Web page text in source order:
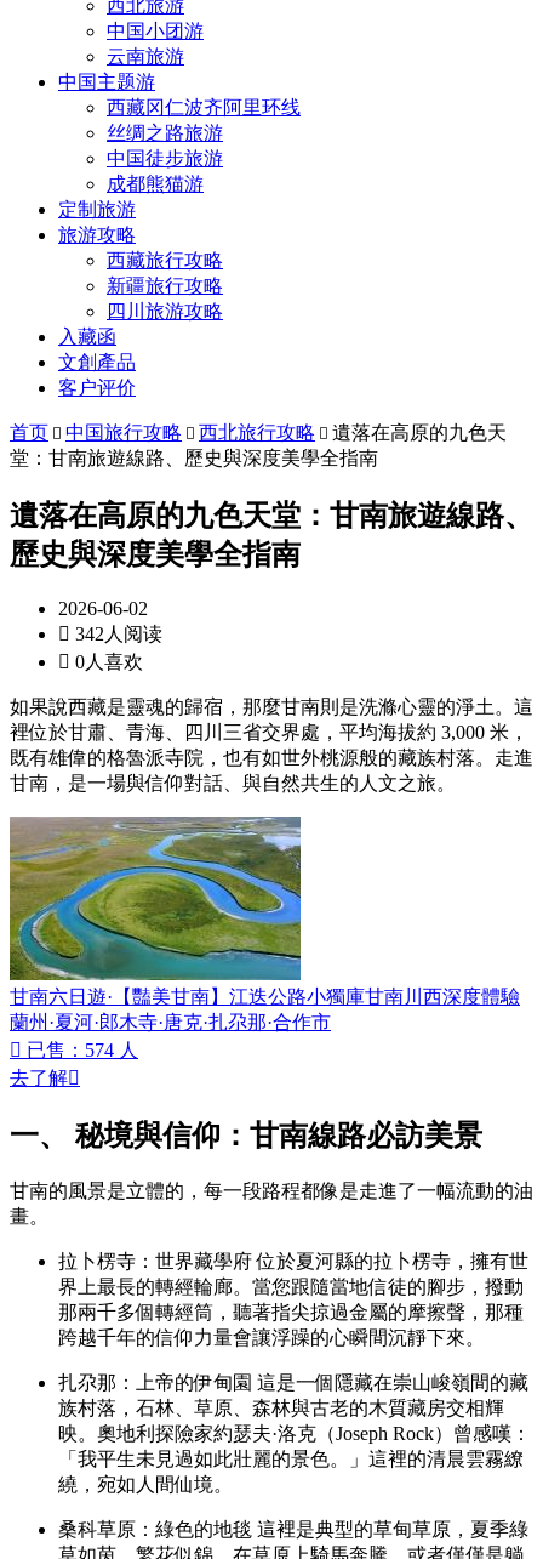
西北旅游
中国小团游
云南旅游
中国主题游
西藏冈仁波齐阿里环线
丝绸之路旅游
中国徒步旅游
成都熊猫游
定制旅游
旅游攻略
西藏旅行攻略
新疆旅行攻略
四川旅游攻略
入藏函
文創產品
客户评价
首页  中国旅行攻略  西北旅行攻略  遺落在高原的九色天
堂：甘南旅遊線路、歷史與深度美學全指南
遺落在高原的九色天堂：甘南旅遊線路、
歷史與深度美學全指南
2026-06-02
 342人阅读
 0人喜欢
如果說西藏是靈魂的歸宿，那麼甘南則是洗滌心靈的淨土。這
裡位於甘肅、青海、四川三省交界處，平均海拔約 3,000 米，
既有雄偉的格魯派寺院，也有如世外桃源般的藏族村落。走進
甘南，是一場與信仰對話、與自然共生的人文之旅。
甘南六日遊·【豔美甘南】江迭公路小獨庫甘南川西深度體驗
蘭州·夏河·郎木寺·唐克·扎尕那·合作市
 已售：574 人
去了解
一、 秘境與信仰：甘南線路必訪美景
甘南的風景是立體的，每一段路程都像是走進了一幅流動的油
畫。
拉卜楞寺：世界藏學府 位於夏河縣的拉卜楞寺，擁有世
界上最長的轉經輪廊。當您跟隨當地信徒的腳步，撥動
那兩千多個轉經筒，聽著指尖掠過金屬的摩擦聲，那種
跨越千年的信仰力量會讓浮躁的心瞬間沉靜下來。
扎尕那：上帝的伊甸園 這是一個隱藏在崇山峻嶺間的藏
族村落，石林、草原、森林與古老的木質藏房交相輝
映。奧地利探險家約瑟夫·洛克（Joseph Rock）曾感嘆：
「我平生未見過如此壯麗的景色。」這裡的清晨雲霧繚
繞，宛如人間仙境。
桑科草原：綠色的地毯 這裡是典型的草甸草原，夏季綠
草如茵，繁花似錦。在草原上騎馬奔騰，或者僅僅是躺